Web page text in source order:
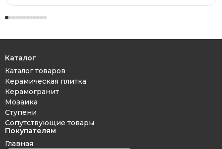
Каталог
Каталог товаров
Керамическая плитка
Керамогранит
Мозаика
Ступени
Сопутствующие товары
Покупателям
Главная